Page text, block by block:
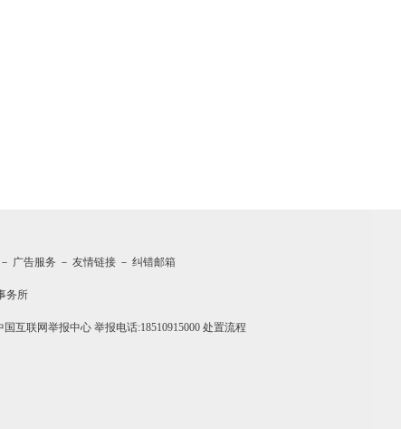
－ 广告服务 － 友情链接 － 纠错邮箱
务所
国互联网举报中心举报电话:18510915000 处置流程